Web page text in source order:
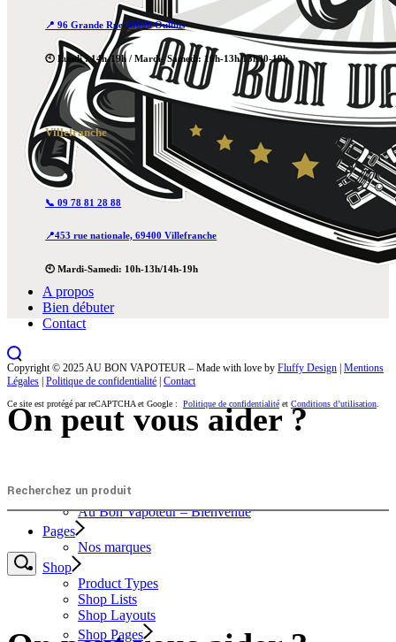
A propos
Bien débuter
Contact
On peut vous aider ?
📍 96 Grande Rue 69600 Oullins
🕙 Lundi : 14h-19h / Mardi- Samedi: 10h-13h/13h30-19h
Villefranche
📞 09 78 81 28 88
📍453 rue nationale, 69400 Villefranche
🕙 Mardi-Samedi: 10h-13h/14h-19h
Copyright © 2025 AU BON VAPOTEUR – Made with love by Fluffy Design | Mentions
Légales | Politique de confidentialité | Contact
Ce site est protégé par reCAPTCHA et Google : Politique de confidentialité et Conditions d’utilisation
Home
Au Bon Vapoteur – Bienvenue
Pages
Nos marques
Shop
Product Types
Shop Lists
Shop Layouts
Shop Pages